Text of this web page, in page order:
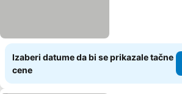
Izaberi datume da bi se prikazale tačne
cene